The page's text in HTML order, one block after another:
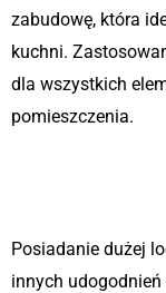
zabudowę, która
kuchni.
dla wszystkich
pomieszczenia.
Posiadanie dużej
innych